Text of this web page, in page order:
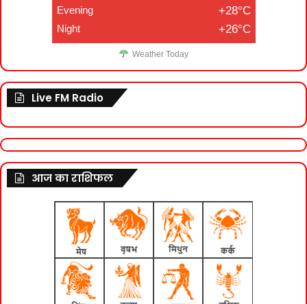
Evening +28°C
Night +26°C
Weather Today
Live FM Radio
आज का राशिफल